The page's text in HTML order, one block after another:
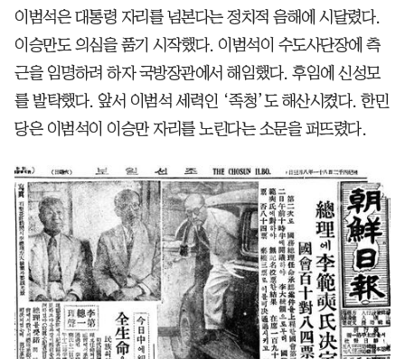
이범석은 대통령 자리를 넘본다는 정치적 음해에 시달렸다.
이승만도 의심을 품기 시작했다. 이범석이 수도사단장에 측
근을 임명하려 하자 국방장관에서 해임했다. 후임에 신성모
를 발탁했다. 앞서 이범석 세력인 ‘족청’도 해산시켰다. 한민
당은 이범석이 이승만 자리를 노린다는 소문을 퍼뜨렸다.